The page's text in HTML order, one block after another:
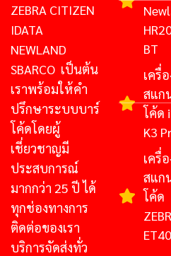
ZEBRA CITIZEN
IDATA
NEWLAND
SBARCO เป็นต้น
เราพร้อมให้คำ
ปรึกษาระบบบาร์
โค้ดโดยผู้
เชี่ยวชาญมี
ประสบการณ์
มากกว่า 25 ปี ได้
ทุกช่องทางการ
ติดต่อของเรา
บริการจัดส่งทั่ว
BT
เครื่
สแก
โค้ด
K3
เครื่
สแก
โค้ด